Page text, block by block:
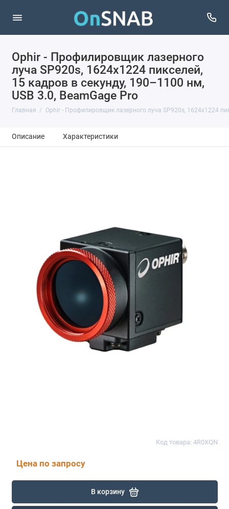
Ophir - Профилировщик лазерного
луча SP920s, 1624x1224 пикселей,
15 кадров в секунду, 190–1100 нм,
USB 3.0, BeamGage Pro
Главная Ophir - Профилировщик лазерного луча SP920s, 1624x1224
Описание Характеристики
Код товара: 4R0XQN
Цена по запросу
В корзину